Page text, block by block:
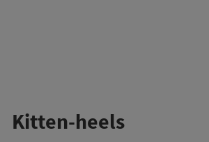
Kitten-heels